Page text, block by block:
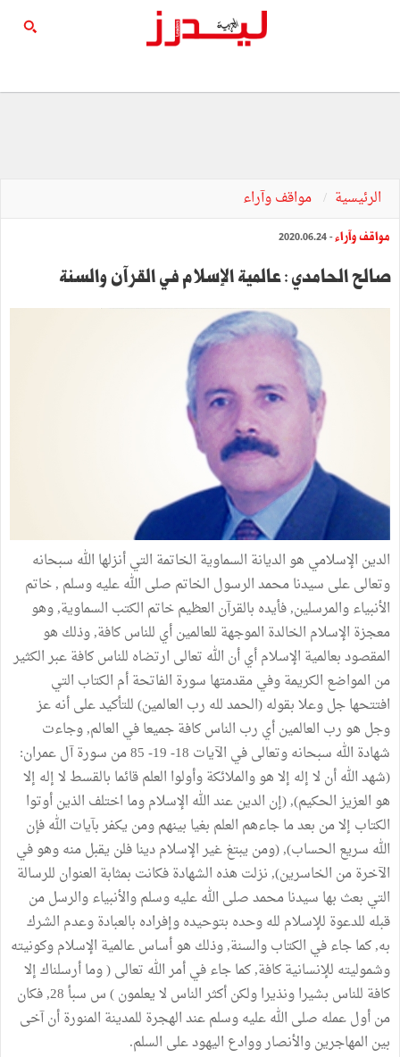
الرئيسية مواقف وآراء
مواقف وآراء- 2020.06.24
صالح الحامدي : عالمية الإسلام في القرآن والسنة
الدين الإسلامي هو الديانة السماوية الخاتمة التي أنزلها الله سبحانه
وتعالى على سيدنا محمد الرسول الخاتم صلى الله عليه وسلم , خاتم
الأنبياء والمرسلين, فأيده بالقرآن العظيم خاتم الكتب السماوية, وهو
معجزة الإسلام الخالدة الموجهة للعالمين أي للناس كافة, وذلك هو
المقصود بعالمية الإسلام أي أن الله تعالى ارتضاه للناس كافة عبر الكثير
من المواضع الكريمة وفي مقدمتها سورة الفاتحة أم الكتاب التي
افتتحها جل وعلا بقوله (الحمد لله رب العالمين) للتأكيد على أنه عز
وجل هو رب العالمين أي رب الناس كافة جميعا في العالم, وجاءت
شهادة الله سبحانه وتعالى في الآيات 18- 19- 85 من سورة آل عمران:
(شهد الله أن لا إله إلا هو والملائكة وأولوا العلم قائما بالقسط لا إله إلا
هو العزيز الحكيم), (إن الدين عند الله الإسلام وما اختلف الذين أوتوا
الكتاب إلا من بعد ما جاءهم العلم بغيا بينهم ومن يكفر بآيات الله فإن
الله سريع الحساب), (ومن يبتغ غير الإسلام دينا فلن يقبل منه وهو في
الآخرة من الخاسرين), نزلت هذه الشهادة فكانت بمثابة العنوان للرسالة
التي بعث بها سيدنا محمد صلى الله عليه وسلم والأنبياء والرسل من
قبله للدعوة للإسلام لله وحده بتوحيده وإفراده بالعبادة وعدم الشرك
به, كما جاء في الكتاب والسنة, وذلك هو أساس عالمية الإسلام وكونيته
وشموليته للإنسانية كافة, كما جاء في أمر الله تعالى ( وما أرسلناك إلا
كافة للناس بشيرا ونذيرا ولكن أكثر الناس لا يعلمون ) س سبأ 28, فكان
من أول عمله صلى الله عليه وسلم عند الهجرة للمدينة المنورة أن آخى
بين المهاجرين والأنصار ووادع اليهود على السلم.